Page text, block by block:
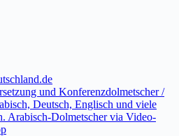
und Konferenzdolmetscher /
Deutsch, Englisch und viele
Arabisch-Dolmetscher via Video-